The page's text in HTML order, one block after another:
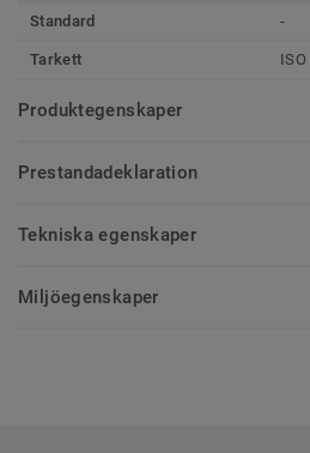
Standard
-
Tarkett ISO
Produktegenskaper
Prestandadeklaration
Tekniska egenskaper
Miljöegenskaper